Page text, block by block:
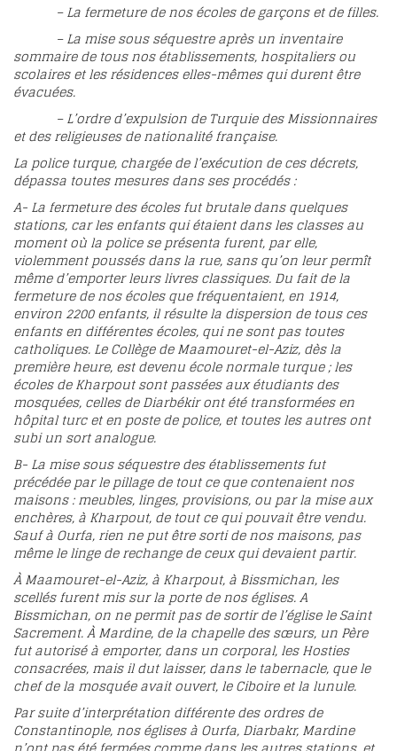
– La fermeture de nos écoles de garçons et de filles.
– La mise sous séquestre après un inventaire
sommaire de tous nos établissements, hospitaliers ou
scolaires et les résidences elles-mêmes qui durent être
évacuées.
– L’ordre d’expulsion de Turquie des Missionnaires
et des religieuses de nationalité française.
La police turque, chargée de l’exécution de ces décrets,
dépassa toutes mesures dans ses procédés :
A- La fermeture des écoles fut brutale dans quelques
stations, car les enfants qui étaient dans les classes au
moment où la police se présenta furent, par elle,
violemment poussés dans la rue, sans qu’on leur permît
même d’emporter leurs livres classiques. Du fait de la
fermeture de nos écoles que fréquentaient, en 1914,
environ 2200 enfants, il résulte la dispersion de tous ces
enfants en différentes écoles, qui ne sont pas toutes
catholiques. Le Collège de Maamouret-el-Aziz, dès la
première heure, est devenu école normale turque ; les
écoles de Kharpout sont passées aux étudiants des
mosquées, celles de Diarbékir ont été transformées en
hôpital turc et en poste de police, et toutes les autres ont
subi un sort analogue.
B- La mise sous séquestre des établissements fut
précédée par le pillage de tout ce que contenaient nos
maisons : meubles, linges, provisions, ou par la mise aux
enchères, à Kharpout, de tout ce qui pouvait être vendu.
Sauf à Ourfa, rien ne put être sorti de nos maisons, pas
même le linge de rechange de ceux qui devaient partir.
À Maamouret-el-Aziz, à Kharpout, à Bissmichan, les
scellés furent mis sur la porte de nos églises. A
Bissmichan, on ne permit pas de sortir de l’église le Saint
Sacrement. À Mardine, de la chapelle des sœurs, un Père
fut autorisé à emporter, dans un corporal, les Hosties
consacrées, mais il dut laisser, dans le tabernacle, que le
chef de la mosquée avait ouvert, le Ciboire et la lunule.
Par suite d’interprétation différente des ordres de
Constantinople, nos églises à Ourfa, Diarbakr, Mardine